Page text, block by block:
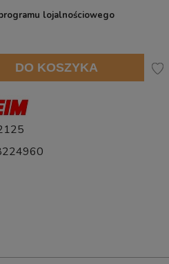
lojalnościowego
DO KOSZYKA